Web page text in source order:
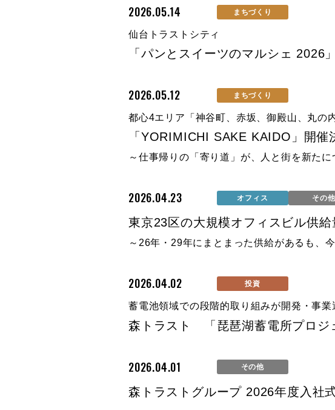
2026.05.14 まちづくり
仙台トラストシティ
「パンとスイーツのマルシェ 2026
2026.05.12 まちづくり
都心4エリア「神谷町、赤坂、御殿山、丸の
「YORIMICHI SAKE KAIDO」開催
～仕事帰りの「寄り道」が、人と街を新たに
2026.04.23 オフィス その他
東京23区の大規模オフィスビル供
～26年・29年にまとまった供給があるも、
2026.04.02 投資
蓄電池領域での段階的取り組みが開発・事業
森トラスト 「琵琶湖蓄電所プロジ
2026.04.01 その他
森トラストグループ 2026年度入社